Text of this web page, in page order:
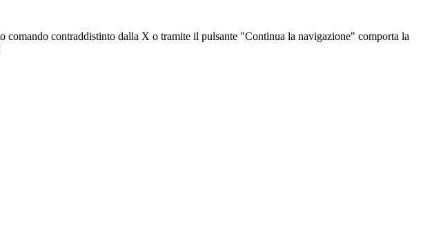
contraddistinto dalla X o tramite il pulsante "Continua la navigazione" comporta la